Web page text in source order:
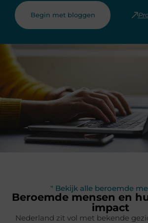
Begin met bloggen
" Bekijk alle beroemde
Beroemde mensen en
impact
Nederland zit vol met bekende